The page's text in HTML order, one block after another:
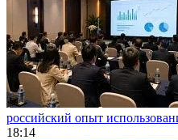
российский опыт
18:14